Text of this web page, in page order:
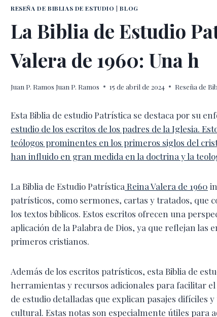
RESEÑA DE BIBLIAS DE ESTUDIO |BLOG
La Biblia de Estudio
Valera de 1960: Una h
Juan P. Ramos Juan P. Ramos 15 de abril de 2024 Reseña de
Esta Biblia de estudio Patrística se destaca por su
estudio de los escritos de los padres de la Iglesia.
teólogos prominentes en los primeros siglos del
han influido en gran medida en la doctrina y la
La Biblia de Estudio Patrística Reina Valera de 1960
patrísticos, como sermones, cartas y tratados, que
los textos bíblicos. Estos escritos ofrecen una
aplicación de la Palabra de Dios, ya que reflejan las
primeros cristianos.
Además de los escritos patrísticos, esta Biblia de
herramientas y recursos adicionales para facilitar
de estudio detalladas que explican pasajes difíciles
cultural. Estas notas son especialmente útiles para